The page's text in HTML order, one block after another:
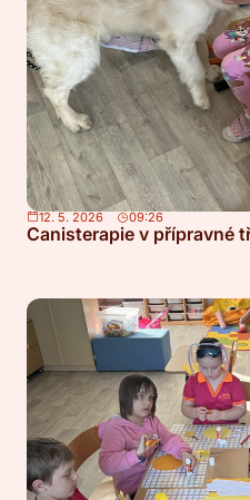
12. 5. 2026 09:26
Canisterapie v přípravné